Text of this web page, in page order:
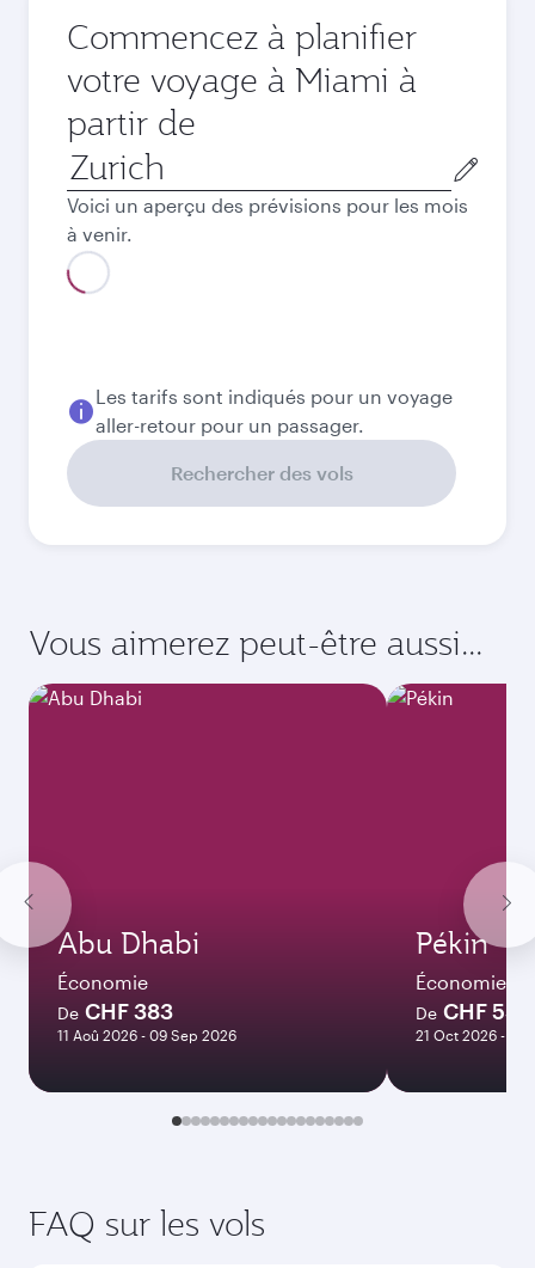
Commencez à planifier
votre voyage à Miami à
partir de
Ville
de
départ
Voici un aperçu des prévisions pour les mois
à venir.
Septembre
2026
Octobre
2026
Décembre
Janvier